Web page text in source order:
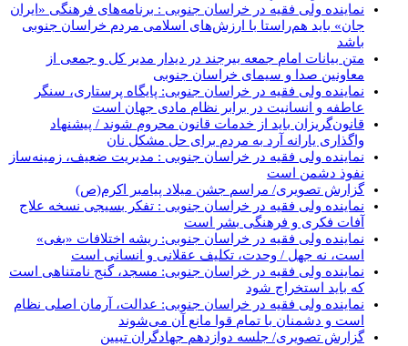
نماینده ولی فقیه در خراسان جنوبی : برنامه‌های فرهنگی «ایران
جان» باید هم‌راستا با ارزش‌های اسلامی مردم خراسان جنوبی
باشد
متن بیانات امام جمعه بیرجند در دیدار مدیر کل و جمعی از
معاونین صدا و سیمای خراسان جنوبی
نماینده ولی فقیه در خراسان جنوبی: پایگاه پرستاری، سنگر
عاطفه و انسانیت در برابر نظام مادی جهان است
قانون‌گریزان باید از خدمات قانون محروم شوند / پیشنهاد
واگذاری یارانه آرد به مردم برای حل مشکل نان
نماینده ولی فقیه در خراسان جنوبی : مدیریت ضعیف، زمینه‌ساز
نفوذ دشمن است
گزارش تصویری/ مراسم جشن میلاد پیامبر اکرم(ص)
نماینده ولی فقیه در خراسان جنوبی : تفکر بسیجی نسخه علاج
آفات فکری و فرهنگی بشر است
نماینده ولی فقیه در خراسان جنوبی: ریشه اختلافات «بغی»
است، نه جهل / وحدت، تکلیف عقلانی و انسانی است
نماینده ولی فقیه در خراسان جنوبی: مسجد، گنج نامتناهی است
که باید استخراج شود
نماینده ولی فقیه در خراسان جنوبی: عدالت، آرمان اصلی نظام
است و دشمنان با تمام قوا مانع آن می‌شوند
گزارش تصویری/ جلسه دوازدهم جهادگران تبیین